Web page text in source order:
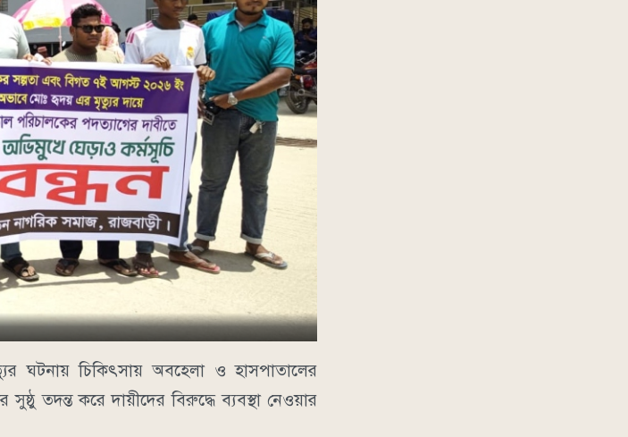
চিকিৎসায় অবহেলা ও হাসপাতালের
তদন্ত করে দায়ীদের বিরুদ্ধে ব্যবস্থা নেওয়ার